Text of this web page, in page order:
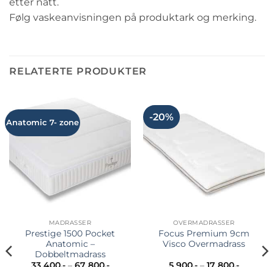
Følg vaskeanvisningen på produktark og merking.
RELATERTE PRODUKTER
Anatomic 7- zone
MADRASSER
Prestige 1500 Pocket
Anatomic –
Dobbeltmadrass
Prisområde:
-20%
OVERMADRASSER
Focus Premium 9cm
Visco Overmadrass